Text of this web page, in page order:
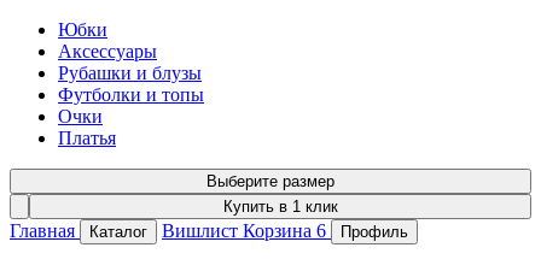
Юбки
Аксессуары
Рубашки и блузы
Футболки и топы
Очки
Платья
Выберите размер
Купить в 1 клик
Главная Каталог Вишлист Корзина 6 Профиль